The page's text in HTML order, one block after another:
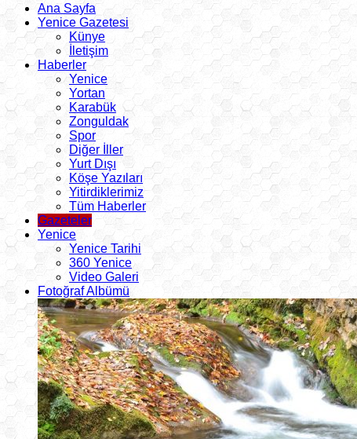
Ana Sayfa
Yenice Gazetesi
Künye
İletişim
Haberler
Yenice
Yortan
Karabük
Zonguldak
Spor
Diğer İller
Yurt Dışı
Köşe Yazıları
Yitirdiklerimiz
Tüm Haberler
Gazeteler
Yenice
Yenice Tarihi
360 Yenice
Video Galeri
Fotoğraf Albümü